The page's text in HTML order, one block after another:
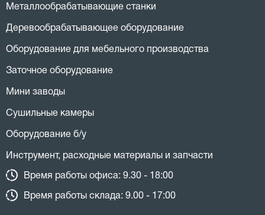
Металлообрабатывающие станки
Деревообрабатывающее оборудование
Оборудование для мебельного производства
Заточное оборудование
Мини заводы
Сушильные камеры
Оборудование б/у
Инструмент, расходные материалы и запчасти
Время работы офиса: 9.30 - 18:00
Время работы склада: 9.00 - 17:00